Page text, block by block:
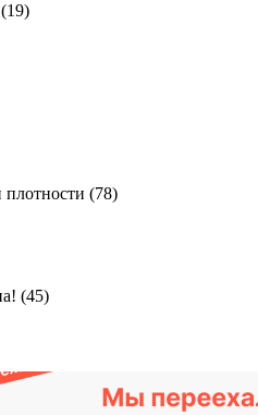
19)
плотности (78)
(45)